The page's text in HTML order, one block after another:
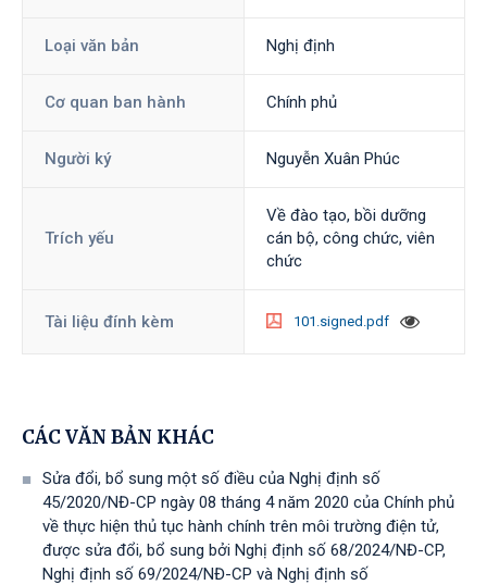
Loại văn bản Nghị định
Cơ quan ban hành Chính phủ
Người ký Nguyễn Xuân Phúc
Trích yếu
Về đào tạo, bồi dưỡng
cán bộ, công chức, viên
chức
Tài liệu đính kèm 101.signed.pdf
CÁC VĂN BẢN KHÁC
Sửa đổi, bổ sung một số điều của Nghị định số
45/2020/NĐ-CP ngày 08 tháng 4 năm 2020 của Chính phủ
về thực hiện thủ tục hành chính trên môi trường điện tử,
được sửa đổi, bổ sung bởi Nghị định số 68/2024/NĐ-CP,
Nghị định số 69/2024/NĐ-CP và Nghị định số